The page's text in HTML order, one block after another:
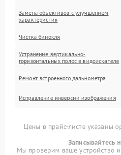
Замена объективов с улучшением
характеристик
Чистка бинокля
Устранение вертикально-
горизонтальных полос в видоискателе
Ремонт встроенного дальнометра
Исправление инверсии изображения
Цены в прайс-листе указаны
Записывайтесь
Мы проверим ваше устройство